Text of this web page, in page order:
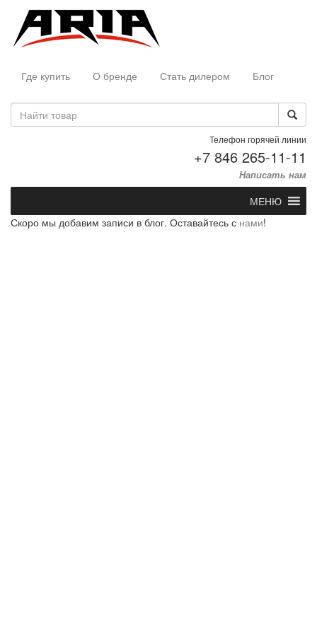
Где купить О бренде Стать дилером Блог
Телефон горячей линии
+7 846 265-11-11
Написать нам
МЕНЮ
Скоро мы добавим записи в блог. Оставайтесь с нами!